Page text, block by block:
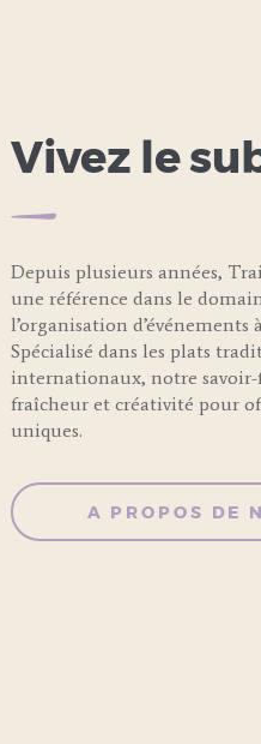
Vivez le
Depuis plusieurs années,
une référence dans le
l’organisation d’événements
Spécialisé dans les plats
internationaux, notre
fraîcheur et créativité pour
uniques.
A PROPOS DE